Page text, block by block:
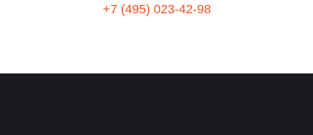
+7 (495) 023-42-98